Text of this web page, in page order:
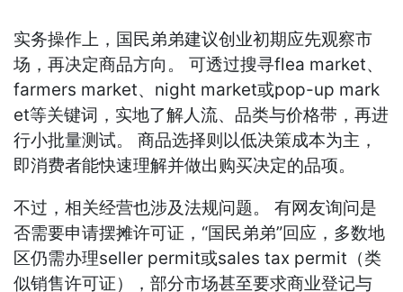
实务操作上，国民弟弟建议创业初期应先观察市
场，再决定商品方向。 可透过搜寻flea market、
farmers market、night market或pop-up mark
et等关键词，实地了解人流、品类与价格带，再进
行小批量测试。 商品选择则以低决策成本为主，
即消费者能快速理解并做出购买决定的品项。
不过，相关经营也涉及法规问题。 有网友询问是
否需要申请摆摊许可证，“国民弟弟”回应，多数地
区仍需办理seller permit或sales tax permit（类
似销售许可证），部分市场甚至要求商业登记与